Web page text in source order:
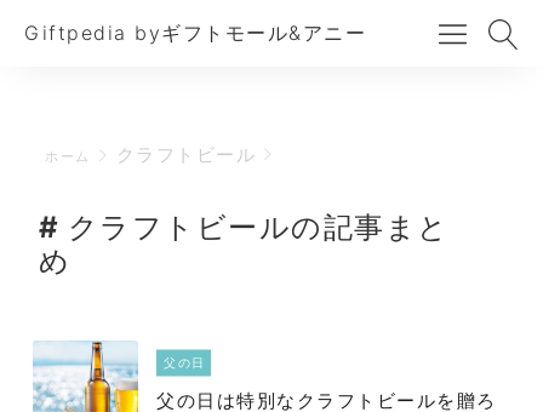
Giftpedia byギフトモール&アニー
ホーム クラフトビール
クラフトビールの記事まと
め
父の日
父の日は特別なクラフトビールを贈ろ